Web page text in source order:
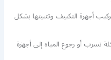
أجهزة التكييف وتثبيتها بشكل
أو رجوع المياه إلى أجهزة